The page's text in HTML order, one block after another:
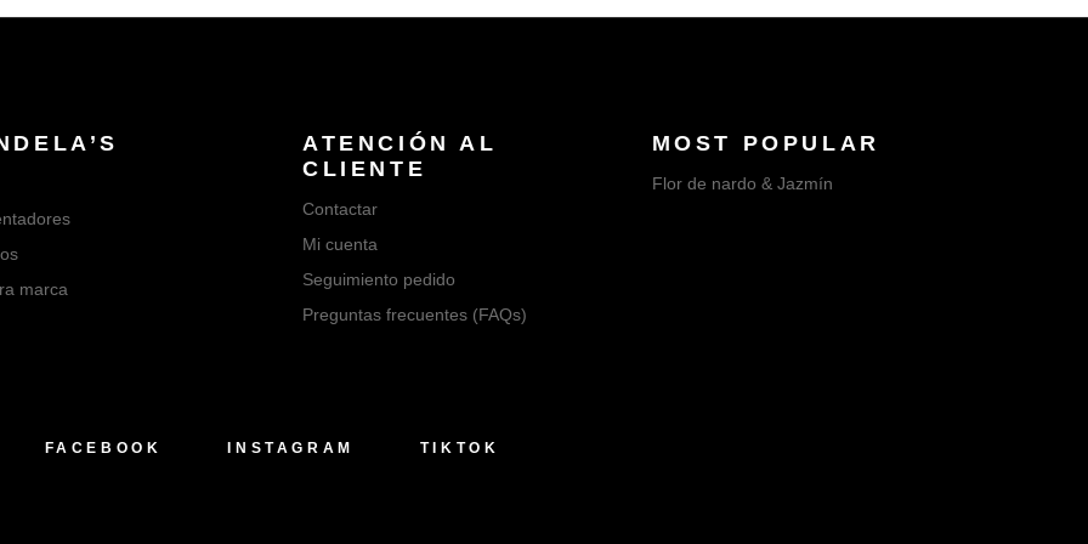
marca
ATENCIÓN AL
CLIENTE
Contactar
Mi cuenta
Seguimiento pedido
Preguntas frecuentes (FAQs)
MOST POPULAR
Flor de nardo & Jazmín
FACEBOOK INSTAGRAM TIKTOK